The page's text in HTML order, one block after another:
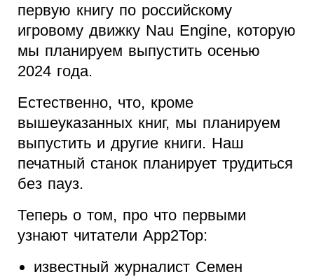
первую книгу по российскому
игровому движку Nau Engine, которую
мы планируем выпустить осенью
2024 года.
Естественно, что, кроме
вышеуказанных книг, мы планируем
выпустить и другие книги. Наш
печатный станок планирует трудиться
без пауз.
Теперь о том, про что первыми
узнают читатели App2Top:
известный журналист Семен